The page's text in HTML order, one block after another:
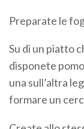
Preparate le
Su di un piatto
disponete
una sull’altra
formare un